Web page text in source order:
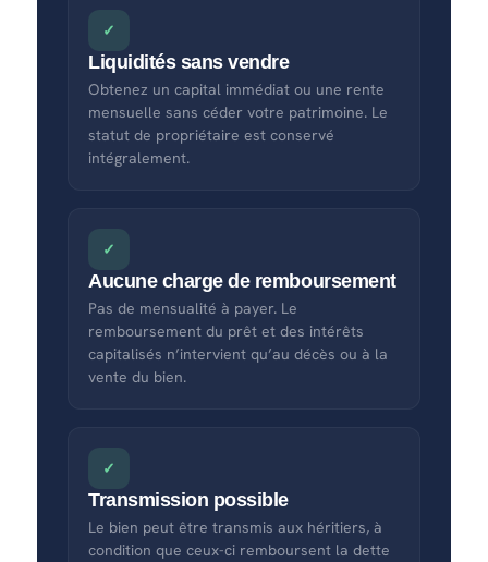
✓
Liquidités sans vendre
Obtenez un capital immédiat ou une rente
mensuelle sans céder votre patrimoine. Le
statut de propriétaire est conservé
intégralement.
✓
Aucune charge de remboursement
Pas de mensualité à payer. Le
remboursement du prêt et des intérêts
capitalisés n’intervient qu’au décès ou à la
vente du bien.
✓
Transmission possible
Le bien peut être transmis aux héritiers, à
condition que ceux-ci remboursent la dette